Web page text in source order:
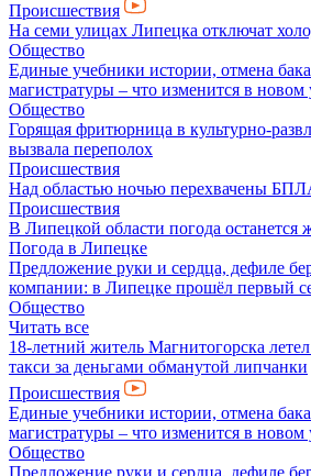
Происшествия
На семи улицах Липецка отключат
Общество
Единые учебники истории, отмена
магистратуры – что изменится в новом
Общество
Горящая фритюрница в культурно-
вызвала переполох
Происшествия
Над областью ночью перехвачены
Происшествия
В Липецкой области погода останется
Погода в Липецке
Предложение руки и сердца, дефиле
компании: в Липецке прошёл первый
Общество
Читать все
18-летний житель Магнитогорска
такси за деньгами обманутой липчанки
Происшествия
Единые учебники истории, отмена
магистратуры – что изменится в новом
Общество
Предложение руки и сердца, дефиле